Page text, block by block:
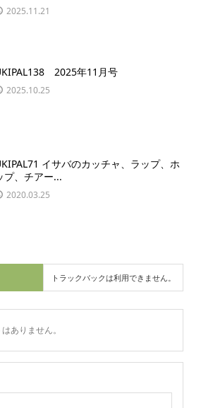
2025.11.21
2025年11月号
2025.10.25
イサバのカッチャ、ラップ、ホ
プ、チアー...
2020.03.25
トラックバックは利用できません。
ありません。